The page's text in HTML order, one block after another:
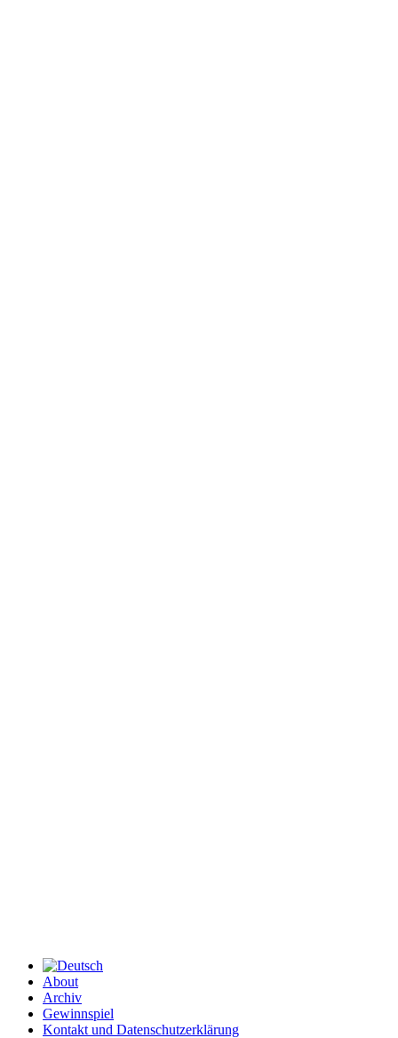
About
Archiv
Gewinnspiel
Kontakt und Datenschutzerklärung